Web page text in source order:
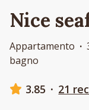
Nice
Appartamento ·
bagno
3.85 · 21